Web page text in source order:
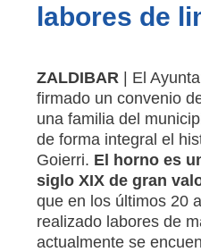
labores de
ZALDIBAR | El
firmado un convenio
una familia del
de forma integral el
Goierri. El horno es
siglo XIX de gran
que en los últimos 20
realizado labores de
actualmente se